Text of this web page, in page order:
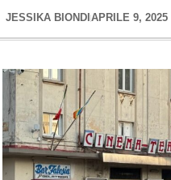
JESSIKA BIONDI APRILE 9, 2025